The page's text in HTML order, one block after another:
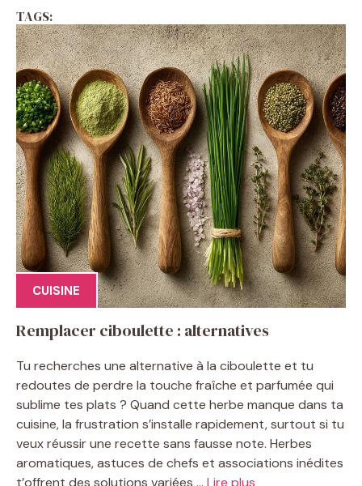
TAGS:
CUISINE
Remplacer ciboulette : alternatives
Tu recherches une alternative à la ciboulette et tu
redoutes de perdre la touche fraîche et parfumée qui
sublime tes plats ? Quand cette herbe manque dans ta
cuisine, la frustration s’installe rapidement, surtout si tu
veux réussir une recette sans fausse note. Herbes
aromatiques, astuces de chefs et associations inédites
t’offrent des solutions variées ... Lire plus